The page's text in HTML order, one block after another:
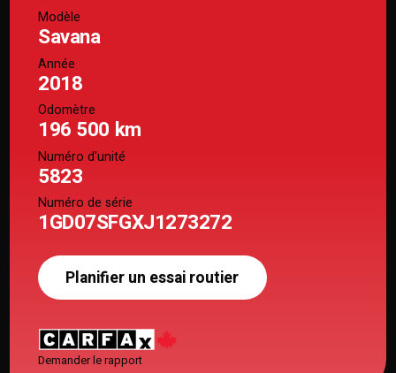
Modèle
Savana
Année
2018
Odomètre
196 500 km
Numéro d'unité
5823
Numéro de série
1GD07SFGXJ1273272
Planifier un essai routier
Demander le rapport